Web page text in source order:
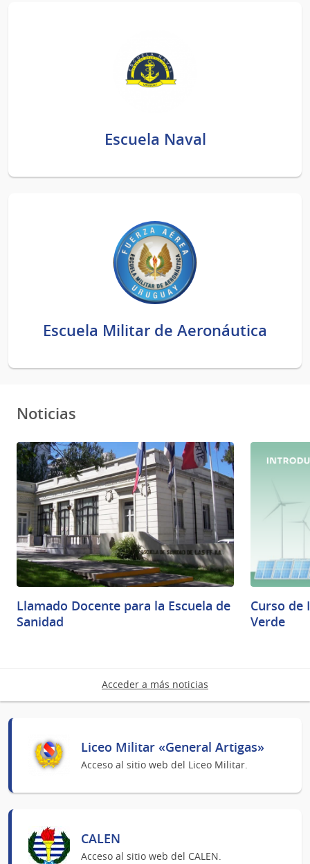
Escuela Naval
Escuela Militar de Aeronáutica
Noticias
Llamado Docente para la Escuela de
Sanidad
Curso de
Verde
Acceder a más noticias
Liceo Militar «General Artigas»
Acceso al sitio web del Liceo Militar.
CALEN
Acceso al sitio web del CALEN.